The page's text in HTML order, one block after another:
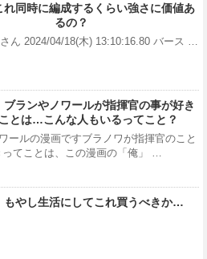
れ同時に編成するくらい強さに価値あ
るの？
ん 2024/04/18(木) 13:10:16.80 バース …
ブランやノワールが指揮官の事が好き
とは…こんな人もいるってこと？
ールの漫画ですブラノワが指揮官のこと
ってことは、この漫画の「俺」 …
もやし生活にしてこれ買うべきか…